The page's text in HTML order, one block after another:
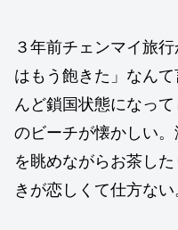
３年前チェンマイ旅
はもう飽きた」なん
んど鎖国状態になっ
のビーチが懐かしい
を眺めながらお茶し
きが恋しくて仕方ない